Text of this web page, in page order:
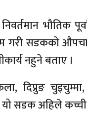
भौतिक
गरी सडकको
नहुने बताए ।
दिप्रुङ
सडक अहिले